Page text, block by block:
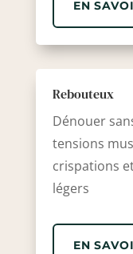
EN
Rebouteux
Dénouer
tensions
crispations
légers
EN